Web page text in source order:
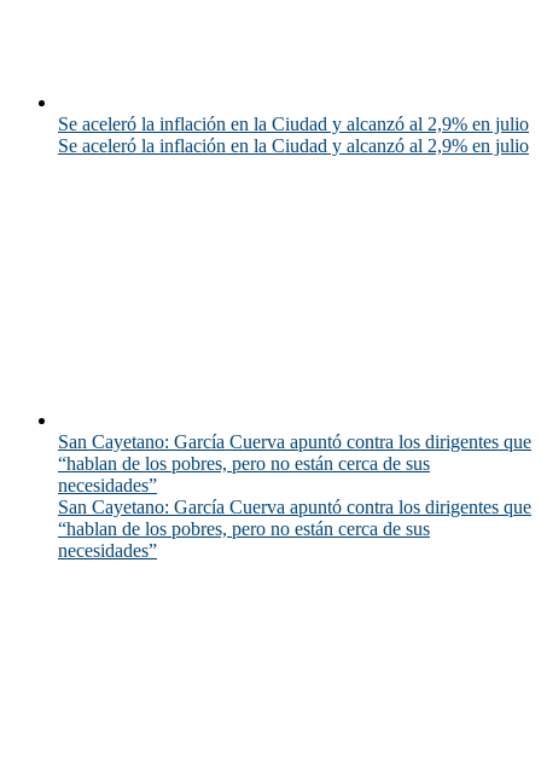
Se aceleró la inflación en la Ciudad y alcanzó al 2,9% en julio
Se aceleró la inflación en la Ciudad y alcanzó al 2,9% en julio
San Cayetano: García Cuerva apuntó contra los dirigentes que
“hablan de los pobres, pero no están cerca de sus
necesidades”
San Cayetano: García Cuerva apuntó contra los dirigentes que
“hablan de los pobres, pero no están cerca de sus
necesidades”